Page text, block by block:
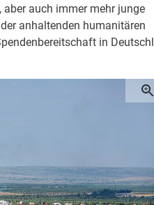
auch immer mehr junge
anhaltenden humanitären
in